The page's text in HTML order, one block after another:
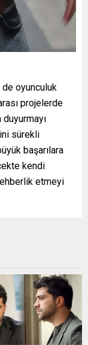
oyunculuk
projelerde
duyurmayı
sürekli
başarılara
kendi
etmeyi